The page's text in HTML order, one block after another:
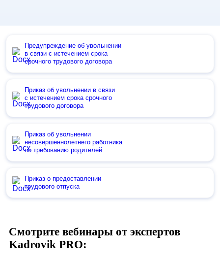
Предупреждение об увольнении
в связи с истечением срока
срочного трудового договора
Приказ об увольнении в связи
с истечением срока срочного
трудового договора
Приказ об увольнении
несовершеннолетнего работника
по требованию родителей
Приказ о предоставлении
трудового отпуска
Смотрите вебинары от экспертов
Kadrovik PRO: